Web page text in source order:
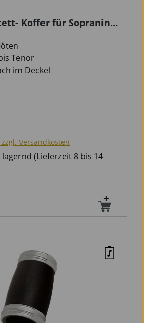
Koffer für Sopranino-
Tenor
im Deckel
Versandkosten
(Lieferzeit 8 bis 14